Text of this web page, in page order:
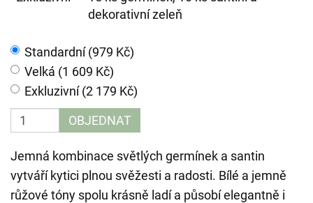
dekorativní zeleň
Standardní (979 Kč)
Velká (1 609 Kč)
Exkluzivní (2 179 Kč)
OBJEDNAT
Jemná kombinace světlých germínek a santin
vytváří kytici plnou svěžesti a radosti. Bílé a jemně
růžové tóny spolu krásně ladí a působí elegantně i